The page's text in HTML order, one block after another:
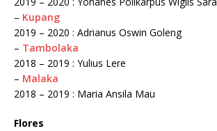
– Kupang
2019 – 2020 : Adrianus Oswin Goleng
– Tambolaka
2018 – 2019 : Yulius Lere
– Malaka
2018 – 2019 : Maria Ansila Mau
Flores